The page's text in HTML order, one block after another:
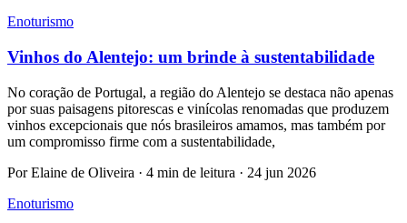
Enoturismo
Vinhos do Alentejo: um brinde à sustentabilidade
No coração de Portugal, a região do Alentejo se destaca não apenas
por suas paisagens pitorescas e vinícolas renomadas que produzem
vinhos excepcionais que nós brasileiros amamos, mas também por
um compromisso firme com a sustentabilidade,
Por Elaine de Oliveira · 4 min de leitura · 24 jun 2026
Enoturismo